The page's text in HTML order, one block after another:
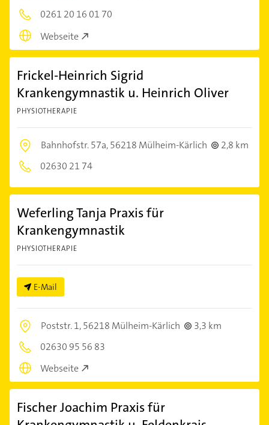
0261 20 16 01 70
Webseite
Frickel-Heinrich Sigrid
Krankengymnastik u. Heinrich Oliver
PHYSIOTHERAPIE
Bahnhofstr. 57a,56218 Mülheim-Kärlich
2,8 km
02630 21 74
Weferling Tanja Praxis für
Krankengymnastik
PHYSIOTHERAPIE
E-Mail
Poststr. 1,56218 Mülheim-Kärlich
3,3 km
02630 95 56 83
Webseite
Fischer Joachim Praxis für